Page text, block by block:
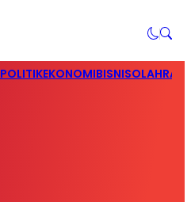
POLITIKEKONOMIBISNIS